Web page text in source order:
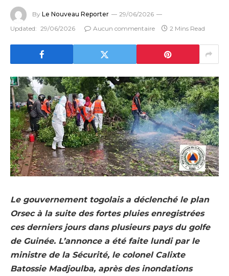
By Le Nouveau Reporter
29/06/2026
Updated: 29/06/2026 Aucun commentaire 2 Mins Read
Le gouvernement togolais a déclenché le plan
Orsec à la suite des fortes pluies enregistrées
ces derniers jours dans plusieurs pays du golfe
de Guinée. L’annonce a été faite lundi par le
ministre de la Sécurité, le colonel Calixte
Batossie Madjoulba, après des inondations